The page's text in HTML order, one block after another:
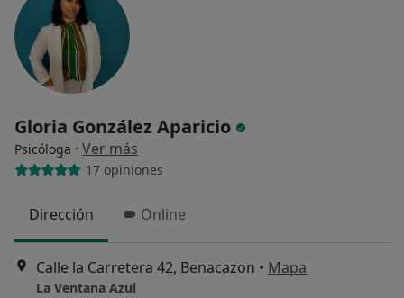
Gloria González Aparicio
Psicóloga · Ver más
17 opiniones
Dirección Online
Calle la Carretera 42, Benacazon • Mapa
La Ventana Azul